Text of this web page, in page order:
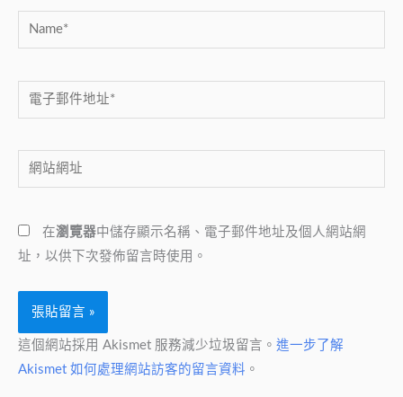
Name*
電
子
件
地
*
網
站
址
在瀏覽器中儲存顯示名稱、電子郵件地址及個人網站網
址，以供下次發佈留言時使用。
這個網站採用 Akismet 服務減少垃圾留言。 進一步了解
Akismet 如何處理網站訪客的留言資料 。